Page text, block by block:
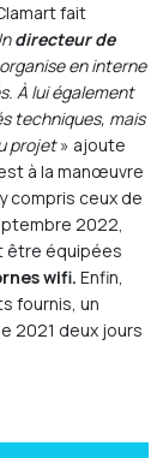
fait
directeur de
en interne
À lui également
techniques, mais
projet» ajoute
à la manœuvre
compris ceux de
2022,
être équipées
wifi. Enfin,
fournis, un
2021 deux jours